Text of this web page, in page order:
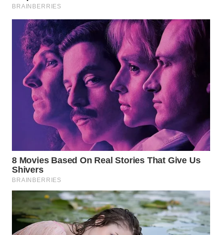
WN
NATUNA
WN
BINTAN
WN
MANDALIKA
WN
LABUANBAJO
BORNEO